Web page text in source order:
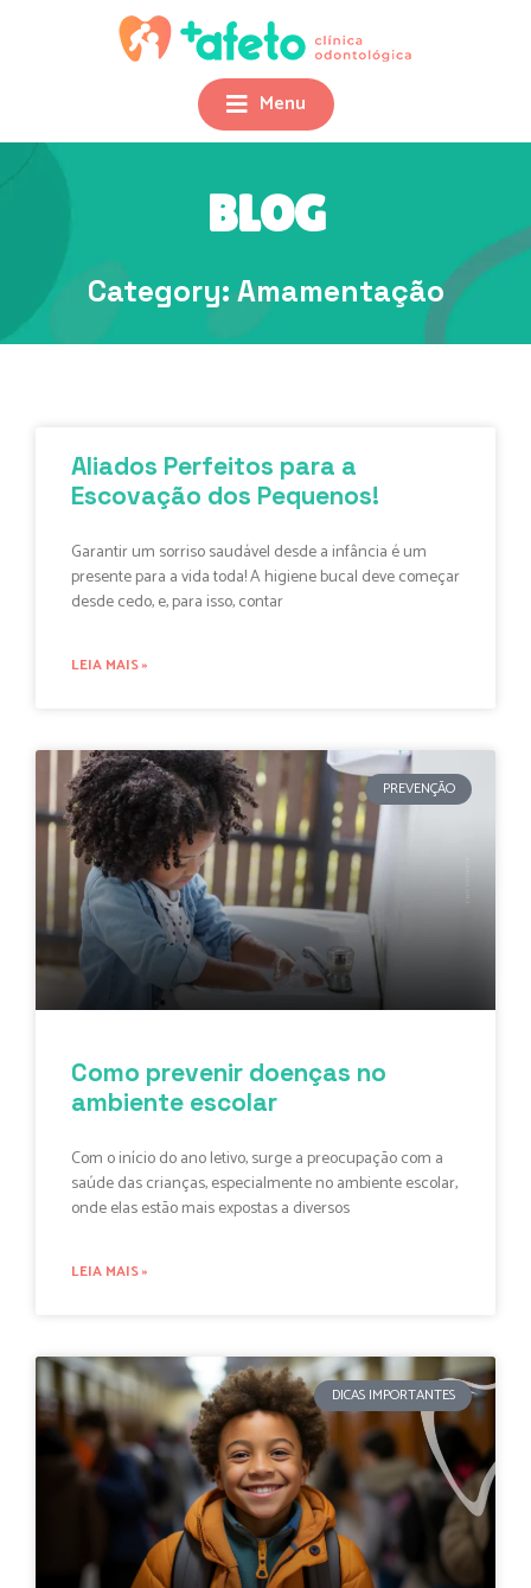
Menu
BLOG
Category: Amamentação
Aliados Perfeitos para a
Escovação dos Pequenos!
Garantir um sorriso saudável desde a infância é um
presente para a vida toda! A higiene bucal deve começar
desde cedo, e, para isso, contar
LEIA MAIS »
PREVENÇÃO
Como prevenir doenças no
ambiente escolar
Com o início do ano letivo, surge a preocupação com a
saúde das crianças, especialmente no ambiente escolar,
onde elas estão mais expostas a diversos
LEIA MAIS »
DICAS IMPORTANTES